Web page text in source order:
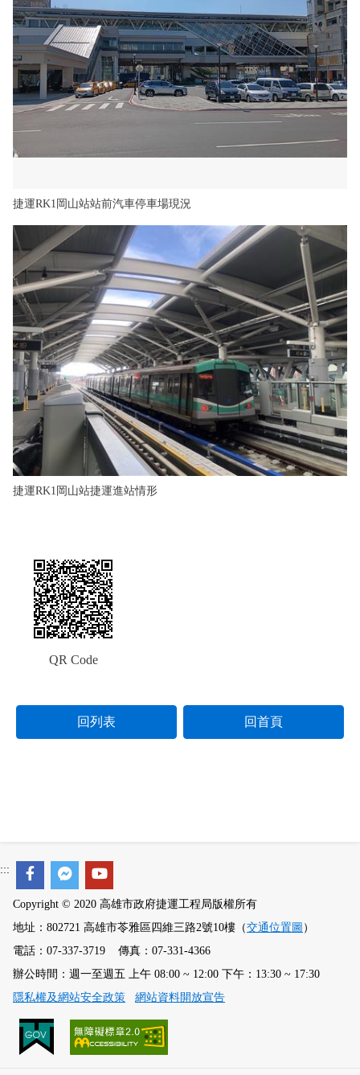
捷運RK1岡山站站前汽車停車場現況
捷運RK1岡山站捷運進站情形
QR Code
回列表 回首頁
:::
Copyright © 2020 高雄市政府捷運工程局版權所有
地址：802721 高雄市苓雅區四維三路2號10樓（交通位置圖 ）
電話：07-337-3719 傳真：07-331-4366
辦公時間：週一至週五 上午 08:00 ~ 12:00 下午：13:30 ~ 17:30
隱私權及網站安全政策
網站資料開放宣告